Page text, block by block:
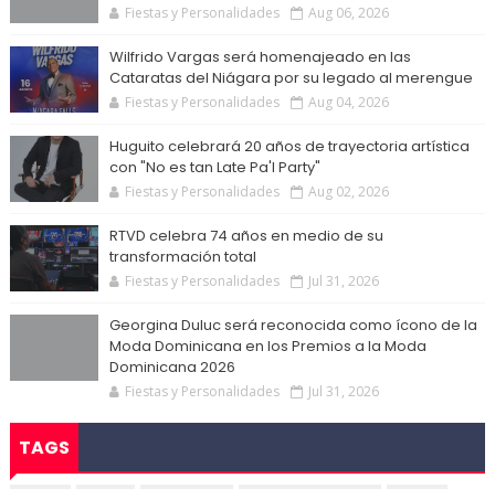
Fiestas y Personalidades Aug 06, 2026
Wilfrido Vargas será homenajeado en las
Cataratas del Niágara por su legado al merengue
Fiestas y Personalidades Aug 04, 2026
Huguito celebrará 20 años de trayectoria artística
con "No es tan Late Pa'l Party"
Fiestas y Personalidades Aug 02, 2026
RTVD celebra 74 años en medio de su
transformación total
Fiestas y Personalidades Jul 31, 2026
Georgina Duluc será reconocida como ícono de la
Moda Dominicana en los Premios a la Moda
Dominicana 2026
Fiestas y Personalidades Jul 31, 2026
TAGS